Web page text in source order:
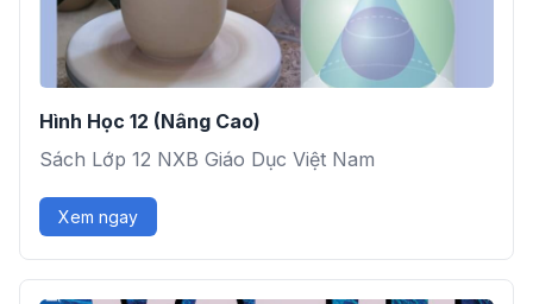
Hình Học 12 (Nâng Cao)
Sách Lớp 12 NXB Giáo Dục Việt Nam
Xem ngay